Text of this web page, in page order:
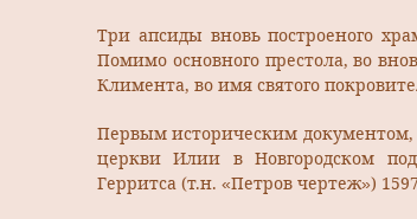
Три апсиды вновь построеного
Помимо основного престола, во
Климента, во имя святого
Первым историческим документом,
церкви Илии в Новгородском
Герритса (т.н. «Петров чертеж»)